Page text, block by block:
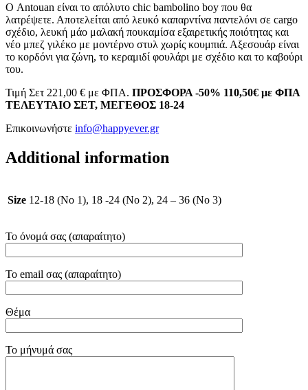
Ο Antouan είναι το απόλυτο chic bambolino boy που θα
λατρέψετε. Αποτελείται από λευκό καπαρντίνα παντελόνι σε cargo
σχέδιο, λευκή μάο μαλακή πουκαμίσα εξαιρετικής ποιότητας και
νέο μπεζ γιλέκο με μοντέρνο στυλ χωρίς κουμπιά. Αξεσουάρ είναι
το κορδόνι για ζώνη, το κεραμιδί φουλάρι με σχέδιο και το καβούρι
του.
Τιμή Σετ 221,00 € με ΦΠΑ. ΠΡΟΣΦΟΡΑ -50% 110,50€ με ΦΠΑ
ΤΕΛΕΥΤΑΙΟ ΣΕΤ, ΜΕΓΕΘΟΣ 18-24
Επικοινωνήστε info@happyever.gr
Additional information
Size 12-18 (No 1), 18 -24 (No 2), 24 – 36 (No 3)
Το όνομά σας (απαραίτητο)
Το email σας (απαραίτητο)
Θέμα
Το μήνυμά σας